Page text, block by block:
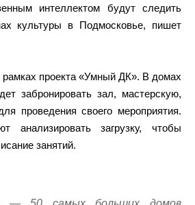
интеллектом будут следить
культуры в Подмосковье, пишет
проекта «Умный ДК». В домах
забронировать зал, мастерскую,
проведения своего мероприятия.
анализировать загрузку, чтобы
занятий.